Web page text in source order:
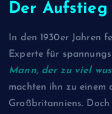
Der Aufstieg
In den 1930er Jahren
Experte für
Mann, der zu viel
machten ihn zu einem
Großbritanniens.